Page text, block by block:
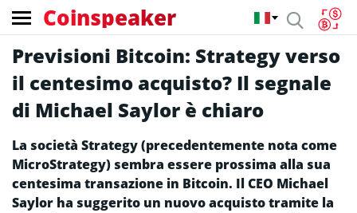
Coinspeaker
Previsioni Bitcoin: Strategy verso
il centesimo acquisto? Il segnale
di Michael Saylor è chiaro
La società Strategy (precedentemente nota come
MicroStrategy) sembra essere prossima alla sua
centesima transazione in Bitcoin. Il CEO Michael
Saylor ha suggerito un nuovo acquisto tramite la